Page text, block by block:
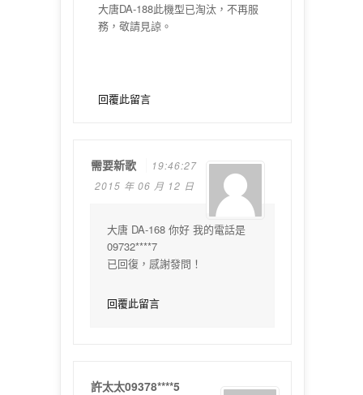
大唐DA-188此機型已淘汰，不再服
務，敬請見諒。
回覆此留言
需要新歌
19:46:27
2015 年 06 月 12 日
大唐 DA-168 你好 我的電話是
09732****7
已回復，感謝發問！
回覆此留言
許太太09378****5